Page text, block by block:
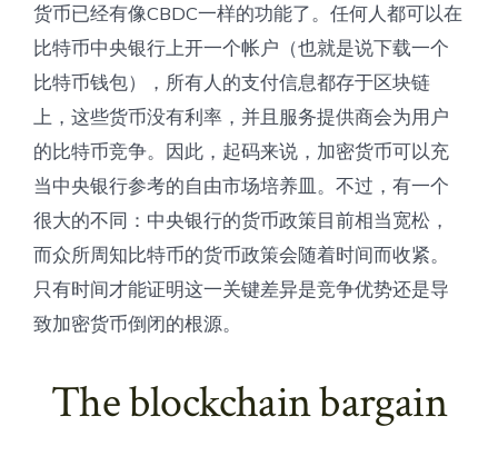
货币已经有像CBDC一样的功能了。任何人都可以在
比特币中央银行上开一个帐户（也就是说下载一个
比特币钱包），所有人的支付信息都存于区块链
上，这些货币没有利率，并且服务提供商会为用户
的比特币竞争。因此，起码来说，加密货币可以充
当中央银行参考的自由市场培养皿。不过，有一个
很大的不同：中央银行的货币政策目前相当宽松，
而众所周知比特币的货币政策会随着时间而收紧。
只有时间才能证明这一关键差异是竞争优势还是导
致加密货币倒闭的根源。
The blockchain bargain